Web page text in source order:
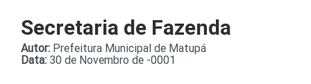
Secretaria de Fazenda
Autor: Prefeitura Municipal de Matupá
Data: 30 de Novembro de -0001